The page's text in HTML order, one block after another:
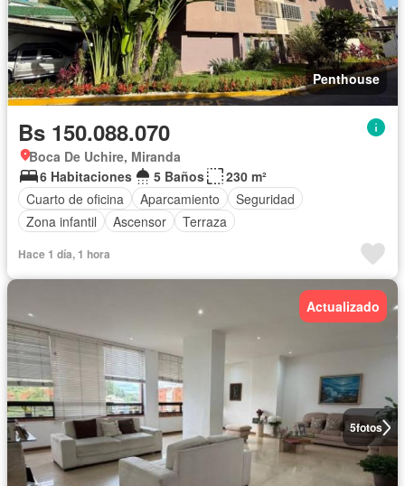
Penthouse
Bs 150.088.070
Boca De Uchire, Miranda
6 Habitaciones
5 Baños
230 m²
Cuarto de oficina
Aparcamiento
Seguridad
Zona infantil
Ascensor Terraza
Hace 1 día, 1 hora
5fotos
Actualizado